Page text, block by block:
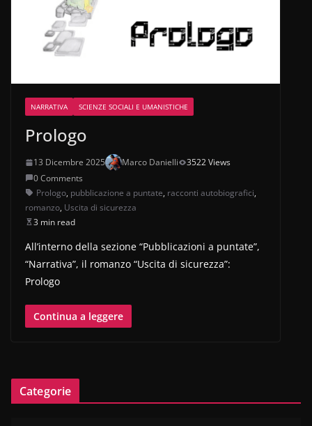
NARRATIVA SCIENZE SOCIALI E UMANISTICHE
Prologo
13 Dicembre 2025 Marco Danielli
3522 Views
0 Comments
Prologo, pubblicazione a puntate, racconti autobiografici,
romanzo, Uscita di sicurezza
3 min read
All’interno della sezione “Pubblicazioni a puntate”,
“Narrativa”, il romanzo “Uscita di sicurezza”:
Prologo
Continua a leggere
Categorie